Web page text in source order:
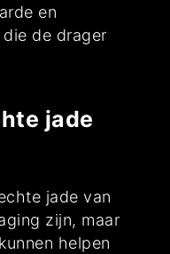
en
de drager
jade
jade van
zijn, maar
helpen